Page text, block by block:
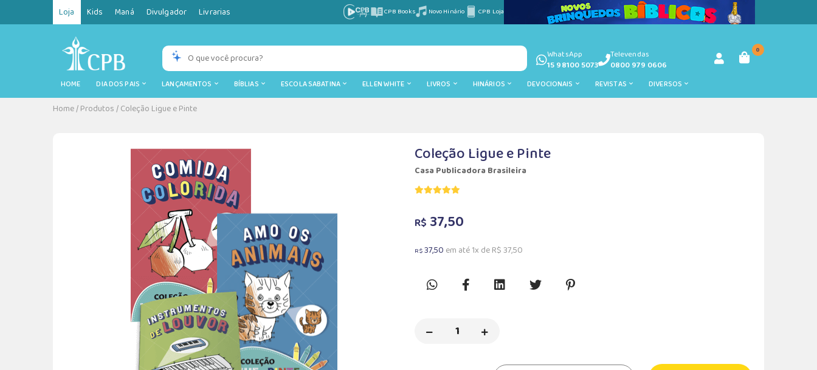
Loja Kids Maná Divulgador Livrarias CPB Books Novo Hinário CPB Loja
WhatsApp
15 98100 5073
Televendas
0800 979 0606
0
HOME DIA DOS PAIS LANÇAMENTOS BÍBLIAS ESCOLA SABATINA ELLEN WHITE LIVROS HINÁRIOS DEVOCIONAIS REVISTAS DIVERSOS
Home/Produtos/Coleção Ligue e Pinte
Coleção Ligue e Pinte
Casa Publicadora Brasileira
R$ 37,50
R$37,50 em até 1x de R$ 37,50